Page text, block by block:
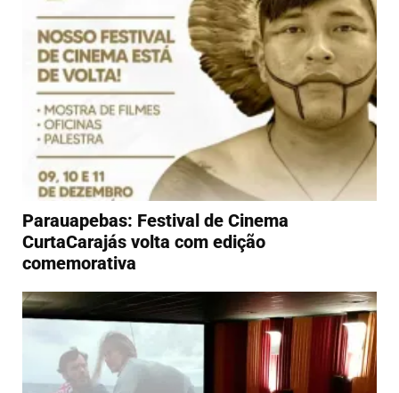
Parauapebas: Festival de Cinema
CurtaCarajás volta com edição
comemorativa